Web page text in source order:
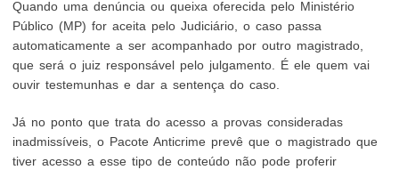
Quando uma denúncia ou queixa oferecida pelo Ministério
Público (MP) for aceita pelo Judiciário, o caso passa
automaticamente a ser acompanhado por outro magistrado,
que será o juiz responsável pelo julgamento. É ele quem vai
ouvir testemunhas e dar a sentença do caso.
Já no ponto que trata do acesso a provas consideradas
inadmissíveis, o Pacote Anticrime prevê que o magistrado que
tiver acesso a esse tipo de conteúdo não pode proferir